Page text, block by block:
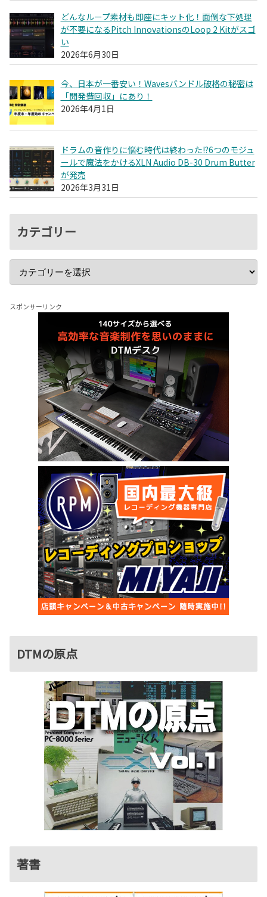
どんなループ素材も即座にキット化！面倒な下処理
が不要になるPitch InnovationsのLoop 2 Kitがスゴ
い
2026年6月30日
今、日本が一番安い！Wavesバンドル破格の秘密は
「開発費回収」にあり！
2026年4月1日
ドラムの音作りに悩む時代は終わった!?6つのモジュ
ールで魔法をかけるXLN Audio DB-30 Drum Butter
が発売
2026年3月31日
カテゴリー
スポンサーリンク
DTMの原点
著書